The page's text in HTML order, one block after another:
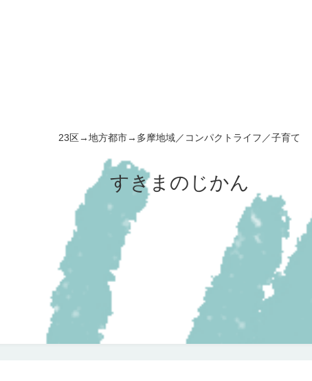
23区→地方都市→多摩地域／コンパクトライフ／子育て
すきまのじかん